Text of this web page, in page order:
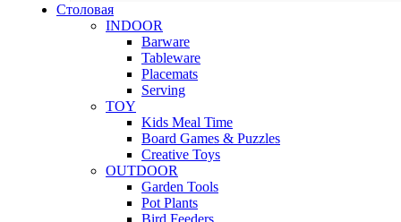
Столовая
INDOOR
Barware
Tableware
Placemats
Serving
TOY
Kids Meal Time
Board Games & Puzzles
Creative Toys
OUTDOOR
Garden Tools
Pot Plants
Bird Feeders